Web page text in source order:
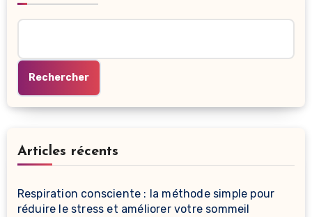
Rechercher
Articles récents
Respiration consciente : la méthode simple pour
réduire le stress et améliorer votre sommeil